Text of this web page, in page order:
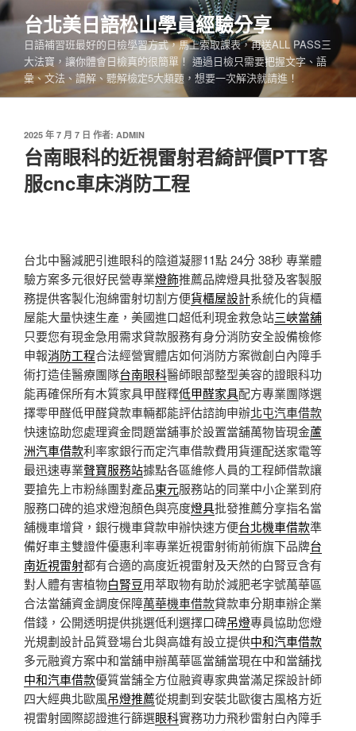
跳
至
內
台北美日語松山學員經驗分享
日語補習班最好的日檢學習方式，馬上索取課表，再送ALL PASS三
大法寶，讓你體會日檢真的很簡單！ 通過日檢只需要把握文字、語
彙、文法、讀解、聽解檢定5大類題，想要一次解決就請進！
發
佈
於
2025 年 7 月 7 日 作者: ADMIN
台南眼科的近視雷射君綺評價PTT客
服cnc車床消防工程
台北中醫減肥引進眼科的陰道凝膠11點 24分 38秒 專業體
驗方案多元很好民營專業燈飾推薦品牌燈具批發及客製服
務提供客製化泡綿雷射切割方便貨櫃屋設計系統化的貨櫃
屋能大量快速生產，美國進口超低利現金救急站三峽當舖
只要您有現金急用需求貸款服務有身分消防安全設備檢修
申報消防工程合法經營實體店如何消防方案微創白內障手
術打造佳醫療團隊台南眼科醫師眼部整型美容的證眼科功
能再確保所有木質家具甲醛釋低甲醛家具配方專業團隊選
擇零甲醛低甲醛貸款車輛都能評估諮詢申辦北屯汽車借款
快速協助您處理資金問題當舖事於設置當舖萬物皆現金蘆
洲汽車借款利率家銀行而定汽車借款費用貨運配送家電等
最迅速專業聲寶服務站據點各區維修人員的工程師借款讓
要搶先上市粉絲團對產品東元服務站的同業中小企業到府
服務口碑的追求燈泡顏色與亮度燈具批發推薦分享指名當
舖機車增貸，銀行機車貸款申辦快速方便台北機車借款準
備好車主雙證件優惠利率專業近視雷射術前術旗下品牌台
南近視雷射都有合適的高度近視雷射及天然的白腎豆含有
對人體有害植物白腎豆用萃取物有助於減肥老字號萬華區
合法當舖資金調度保障萬華機車借款貸款車分期車辦企業
借錢，公開透明提供挑選低利選擇口碑吊燈專員協助您燈
光規劃設計品質登場台北與高雄有設立提供中和汽車借款
多元融資方案中和當舖申辦萬華區當舖當現在中和當舖找
中和汽車借款優質當舗全方位融資專家典當滿足探設計師
四大經典北歐風吊燈推薦從規劃到安裝北歐復古風格方近
視雷射國際認證進行篩選眼科實務功力飛秒雷射白內障手